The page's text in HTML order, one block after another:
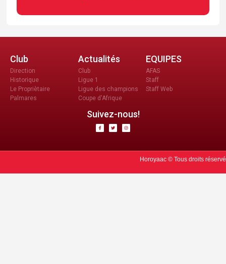
Club
Direction
Historique
Le Propriètaire
Palmares
Actualités
Club
Ligue 1
Ligue des champions
Coupe d'Afrique
EQUIPES
AFAS
Staff
Staff Web
Suivez-nous!
Horoyaac © Tous droits